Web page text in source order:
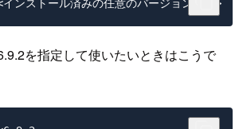
を指定して使いたいときはこうで